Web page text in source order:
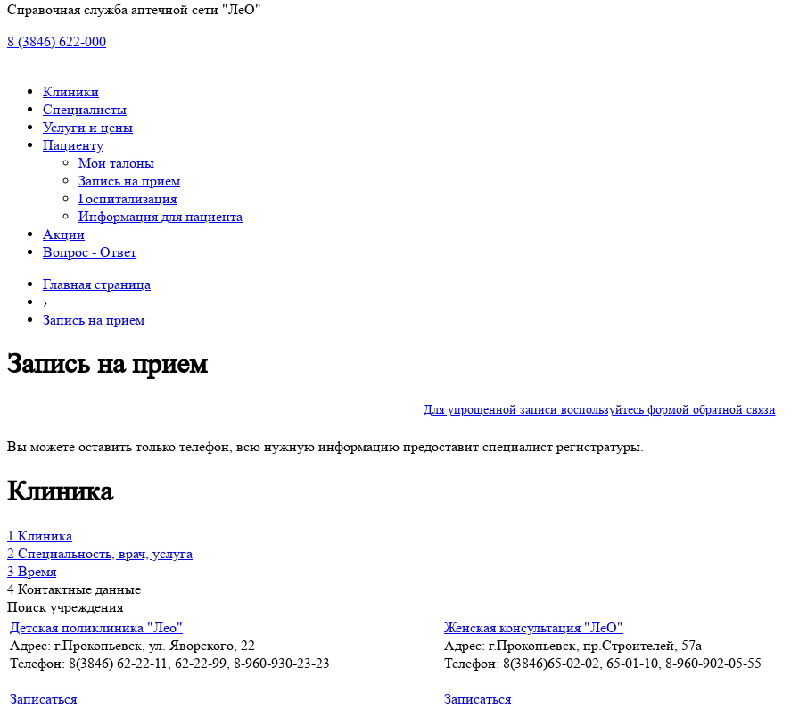
Справочная служба аптечной сети "ЛеО"
8 (3846) 622-000
Клиники
Специалисты
Услуги и цены
Пациенту
Мои талоны
Запись на прием
Госпитализация
Информация для пациента
Акции
Вопрос - Ответ
Главная страница
›
Запись на прием
Запись на прием
Для упрощенной записи воспользуйтесь формой обратной связи
Вы можете оставить только телефон, всю нужную информацию предоставит специалист регистратуры.
Клиника
1 Клиника
2 Специальность, врач, услуга
3 Время
4 Контактные данные
Поиск учреждения
Детская поликлиника "Лео"
Адрес: г.Прокопьевск, ул. Яворского, 22
Телефон: 8(3846) 62-22-11, 62-22-99, 8-960-930-23-23
Записаться
Женская консультация "ЛеО"
Адрес: г.Прокопьевск, пр.Строителей, 57а
Телефон: 8(3846)65-02-02, 65-01-10, 8-960-902-05-55
Записаться